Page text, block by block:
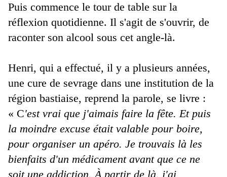
Puis commence le tour de table sur la
réflexion quotidienne. Il s'agit de s'ouvrir, de
raconter son alcool sous cet angle-là.
Henri, qui a effectué, il y a plusieurs années,
une cure de sevrage dans une institution de la
région bastiaise, reprend la parole, se livre :
« C'est vrai que j'aimais faire la fête. Et puis
la moindre excuse était valable pour boire,
pour organiser un apéro. Je trouvais là les
bienfaits d'un médicament avant que ce ne
soit une addiction. À partir de là, j'ai